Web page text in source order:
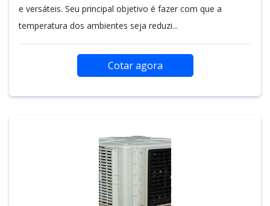
e versáteis. Seu principal objetivo é fazer com que a
temperatura dos ambientes seja reduzi...
Cotar agora